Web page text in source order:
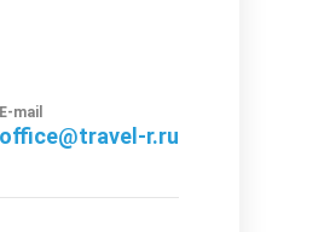
E-mail
office@travel-r.ru